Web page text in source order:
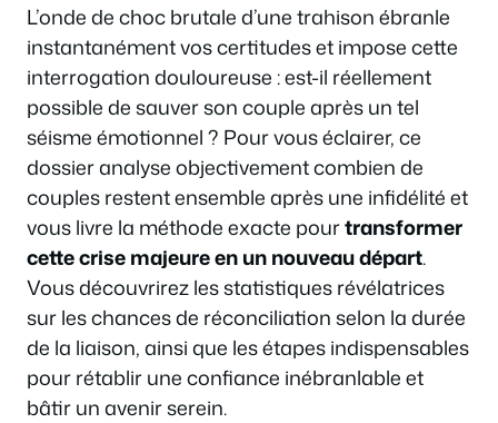
L’onde de choc brutale d’une trahison ébranle
instantanément vos certitudes et impose cette
interrogation douloureuse : est-il réellement
possible de sauver son couple après un tel
séisme émotionnel ? Pour vous éclairer, ce
dossier analyse objectivement combien de
couples restent ensemble après une infidélité et
vous livre la méthode exacte pourtransformer
cette crise majeure en un nouveau départ.
Vous découvrirez les statistiques révélatrices
sur les chances de réconciliation selon la durée
de la liaison, ainsi que les étapes indispensables
pour rétablir une confiance inébranlable et
bâtir un avenir serein.